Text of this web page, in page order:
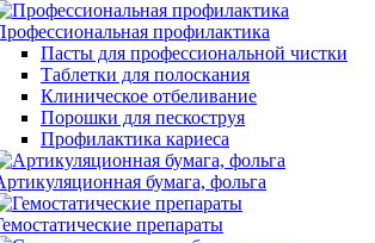
профилактика
Пасты для профессиональной чистки
Таблетки для полоскания
Клиническое отбеливание
Порошки для пескоструя
Профилактика кариеса
бумага, фольга
препараты